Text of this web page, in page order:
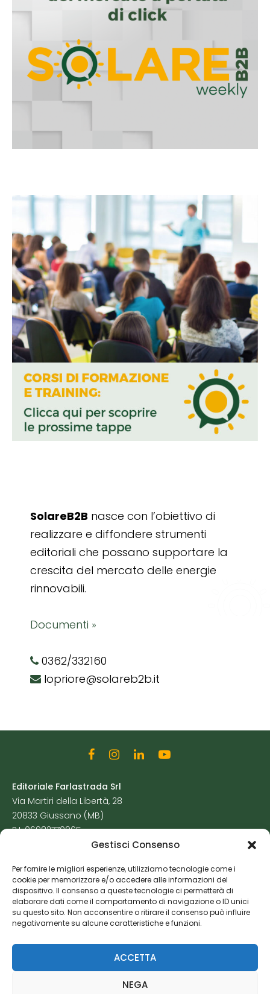
Gestisci Consenso
Per fornire le migliori esperienze, utilizziamo tecnologie come i
cookie per memorizzare e/o accedere alle informazioni del
dispositivo. Il consenso a queste tecnologie ci permetterà di
elaborare dati come il comportamento di navigazione o ID unici
su questo sito. Non acconsentire o ritirare il consenso può influire
negativamente su alcune caratteristiche e funzioni.
ACCETTA
NEGA
SolareB2B nasce con l’obiettivo di
realizzare e diffondere strumenti
editoriali che possano supportare la
crescita del mercato delle energie
rinnovabili.
Documenti »
0362/332160
lopriore@solareb2b.it
Editoriale Farlastrada Srl
Via Martiri della Libertà, 28
20833 Giussano (MB)
P.I. 06982770965
Cookie Policy
Risorse Aggiuntive